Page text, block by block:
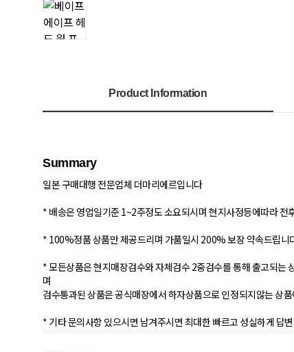
Product Information
Summary
일본 구매대행 전문업체 더마리에르입니다
* 배송은 영업일기준 1~2주정도 소요되시며 현지사정등에따라 전
* 100%정품 상품만 제공드리며 가품일시 200% 보장 약속드립니
* 모든상품은 현지매장검수와 자체검수 2중검수를 통해 출고되는
며
검수통과된 상품은 공식매장에서 하자상품으로 인정되지않는 상
* 기타 문의사항 있으시면 남겨주시면 최대한 빠르고 성실하게 답